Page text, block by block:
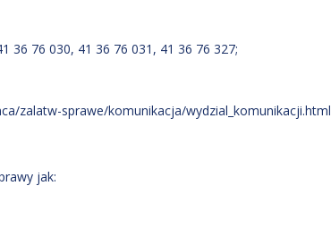
36 76 030, 41 36 76 031, 41 36 76 327;
zalatw-sprawe/komunikacja/wydzial_komunikacji.html
jak: